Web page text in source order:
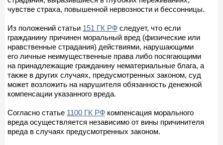
чувстве страха, повышенной нервозности и бессонницы.
Из положений статьи 151 ГК РФ следует, что если
гражданину причинен моральный вред (физические или
нравственные страдания) действиями, нарушающими
его личные неимущественные права либо посягающими
на принадлежащие гражданину нематериальные блага, а
также в других случаях, предусмотренных законом, суд
может возложить на нарушителя обязанность денежной
компенсации указанного вреда.
Согласно статье 1100 ГК РФ компенсация морального
вреда осуществляется независимо от вины причинителя
вреда в случаях предусмотренных законом.